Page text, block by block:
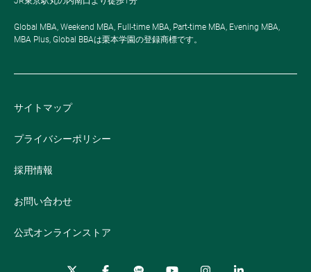
Global MBA, Weekend MBA, Full-time MBA, Part-time MBA, Evening MBA,
MBA Plus, Global BBAは栗本学園の登録商標です。
サイトマップ
プライバシーポリシー
採用情報
お問い合わせ
公式オンラインストア